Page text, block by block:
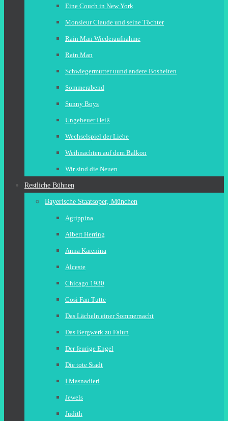
Eine Couch in New York
Monsieur Claude und seine Töchter
Rain Man Wiederaufnahme
Rain Man
Schwiegermutter uund andere Bosheiten
Sommerabend
Sunny Boys
Ungeheuer Heiß
Wechselspiel der Liebe
Weihnachten auf dem Balkon
Wir sind die Neuen
Restliche Bühnen
Bayerische Staatsoper, München
Agrippina
Albert Herring
Anna Karenina
Alceste
Chicago 1930
Cosi Fan Tutte
Das Lächeln einer Sommernacht
Das Bergwerk zu Falun
Der feurige Engel
Die tote Stadt
I Masnadieri
Jewels
Judith